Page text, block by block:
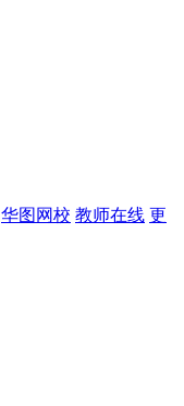
华图网校 教师在线 更